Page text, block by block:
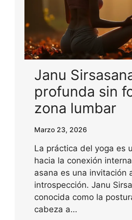
Janu
profunda sin
zona lumbar
Marzo 23, 2026
La práctica del yoga es
hacia la conexión
asana es una invitación
introspección. Janu
conocida como la
cabeza a…